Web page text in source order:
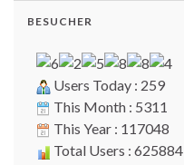
BESUCHER
Users Today : 259
This Month : 5311
This Year : 117048
Total Users : 625884